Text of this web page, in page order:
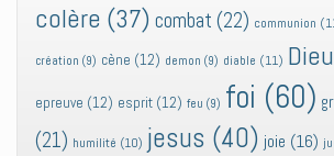
colère (37) combat (22) communion
création (9) cène (12) demon (9) diable (11) Dieu
epreuve (12) esprit (12) feu (9) foi (60)
(21) humilité (10) jesus (40) joie (16)